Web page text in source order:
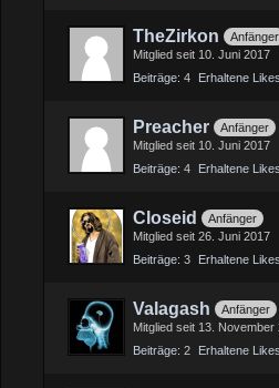
TheZirkon
Anfänger
Mitglied seit 10. Juni 2017
Beiträge 4 Erhaltene Likes
Preacher
Anfänger
Mitglied seit 10. Juni 2017
Beiträge 4 Erhaltene Likes
Closeid
Anfänger
Mitglied seit 26. Juni 2017
Beiträge 3 Erhaltene Likes
Valagash
Anfänger
Mitglied seit 13. November
Beiträge 2 Erhaltene Likes